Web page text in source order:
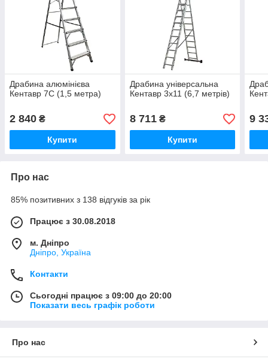
Драбина алюмінієва
Кентавр 7С (1,5 метра)
2 840 ₴
Купити
Драбина універсальна
Кентавр 3х11 (6,7 метрів)
8 711₴
Купити
9
Про нас
85% позитивних з 138 відгуків за рік
Працює з 30.08.2018
м. Дніпро
Дніпро, Україна
Контакти
Сьогодні працює з 09:00 до 20:00
Показати весь графік роботи
Про нас